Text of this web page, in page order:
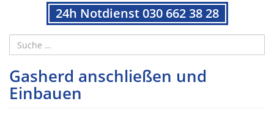
24h Notdienst 030 662 38 28
Gasherd anschließen und
Einbauen